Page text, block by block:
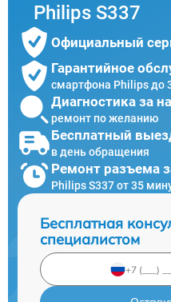
Philips S337
Официальный
Гарантийное
смартфона Philips до
Диагностика за
ремонт по желанию
Бесплатный
в день обращения
Ремонт разъема
Philips S337 от 35
Бесплатная
специалистом